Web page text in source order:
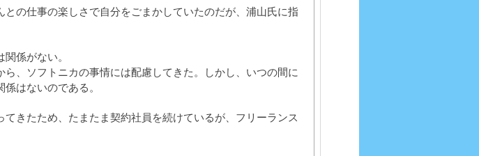
の仕事の楽しさで自分をごまかしていたのだが、浦山氏に指
係がない。
、ソフトニカの事情には配慮してきた。しかし、いつの間に
はないのである。
きたため、たまたま契約社員を続けているが、フリーランス